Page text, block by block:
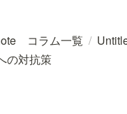
コラム一覧 /
の対抗策